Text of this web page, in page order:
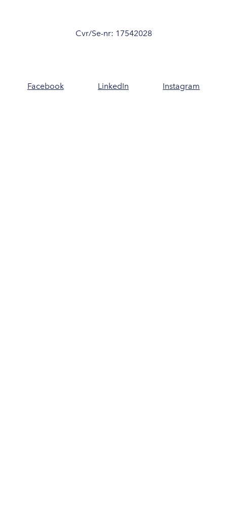
Cvr/Se-nr: 17542028
Facebook LinkedIn Instagram